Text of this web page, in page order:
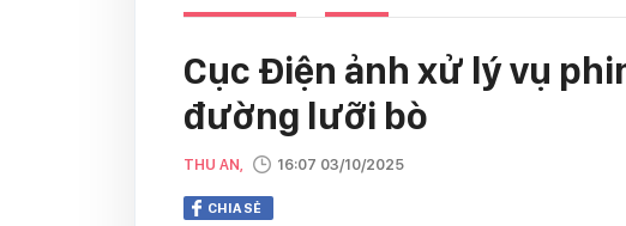
Cục Điện ảnh xử lý vụ
đường lưỡi bò
THU AN, 16:07 03/10/2025
CHIA SẺ